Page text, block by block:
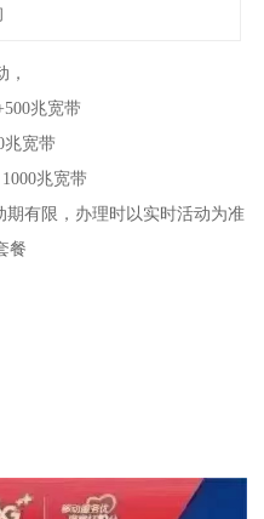
兆宽带
兆宽带
兆宽带
期有限，办理时以实时活动为准
餐